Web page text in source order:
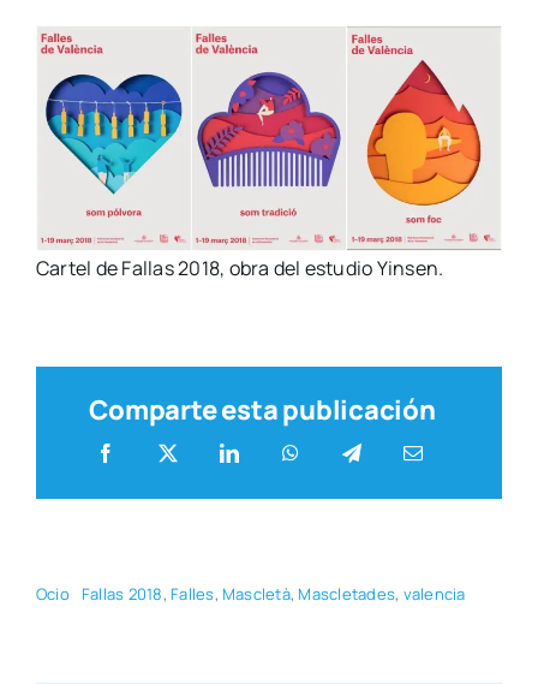
Car­tel de Fallas 2018, obra del estu­dio Yin­sen.
Comparte esta publicación
Ocio Fallas 2018, Falles, Mas­cle­tà, Mas­cle­ta­des, valen­cia